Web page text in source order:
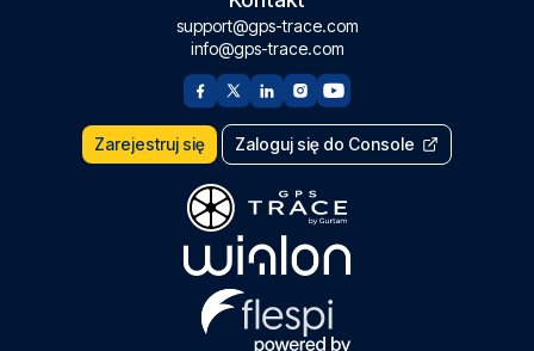
support@gps-trace.com
info@gps-trace.com
Zarejestruj się Zaloguj się do Console